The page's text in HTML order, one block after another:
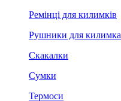
Ремінці для килимків
Рушники для килимка
Скакалки
Сумки
Термоси